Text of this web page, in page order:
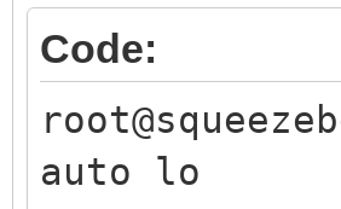
Code:
auto lo